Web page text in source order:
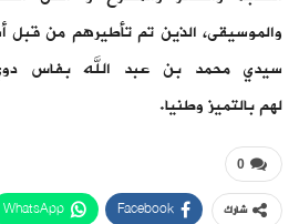
والموسيقى، الذين تم تأطيرهم من
سيدي محمد بن عبد الله بفاس
لهم بالتميز وطنيا.
0
شارك Facebook
WhatsApp